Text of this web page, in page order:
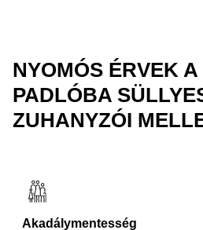
NYOMÓS ÉRVEK
PADLÓBA
ZUHANYZÓI
Akadálymentesség